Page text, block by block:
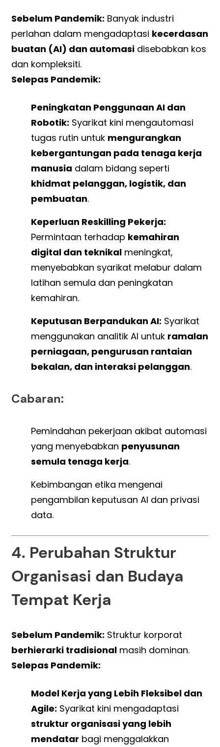
Sebelum Pandemik: Banyak industri
perlahan dalam mengadaptasi kecerdasan
buatan (AI) dan automasi disebabkan kos
dan kompleksiti.
Selepas Pandemik:
Peningkatan Penggunaan AI dan
Robotik: Syarikat kini mengautomasi
tugas rutin untuk mengurangkan
kebergantungan pada tenaga kerja
manusia dalam bidang seperti
khidmat pelanggan, logistik, dan
pembuatan.
Keperluan Reskilling Pekerja:
Permintaan terhadap kemahiran
digital dan teknikal meningkat,
menyebabkan syarikat melabur dalam
latihan semula dan peningkatan
kemahiran.
Keputusan Berpandukan AI: Syarikat
menggunakan analitik AI untuk ramalan
perniagaan, pengurusan rantaian
bekalan, dan interaksi pelanggan.
Cabaran:
Pemindahan pekerjaan akibat automasi
yang menyebabkan penyusunan
semula tenaga kerja.
Kebimbangan etika mengenai
pengambilan keputusan AI dan privasi
data.
4. Perubahan Struktur
Organisasi dan Budaya
Tempat Kerja
Sebelum Pandemik: Struktur korporat
berhierarki tradisional masih dominan.
Selepas Pandemik:
Model Kerja yang Lebih Fleksibel dan
Agile: Syarikat kini mengadaptasi
struktur organisasi yang lebih
mendatar bagi menggalakkan